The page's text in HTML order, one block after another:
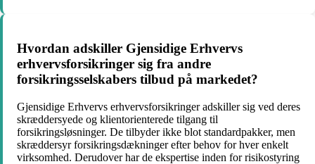
Hvordan adskiller Gjensidige Erhvervs
erhvervsforsikringer sig fra andre
forsikringsselskabers tilbud på markedet?
Gjensidige Erhvervs erhvervsforsikringer adskiller sig ved deres
skræddersyede og klientorienterede tilgang til
forsikringsløsninger. De tilbyder ikke blot standardpakker, men
skræddersyr forsikringsdækninger efter behov for hver enkelt
virksomhed. Derudover har de ekspertise inden for risikostyring